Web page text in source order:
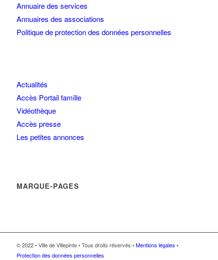
Annuaire des services
Annuaires des associations
Politique de protection des données personnelles
Actualités
Accès Portail famille
Vidéothèque
Accès presse
Les petites annonces
MARQUE-PAGES
© 2022 • Ville de Villepinte • Tous droits réservés •Mentions légales •
Protection des données personnelles